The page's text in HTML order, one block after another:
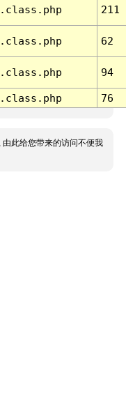
211
62
94
76
此给您带来的访问不便我